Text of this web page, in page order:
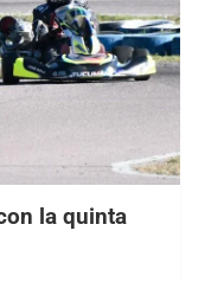
la quinta